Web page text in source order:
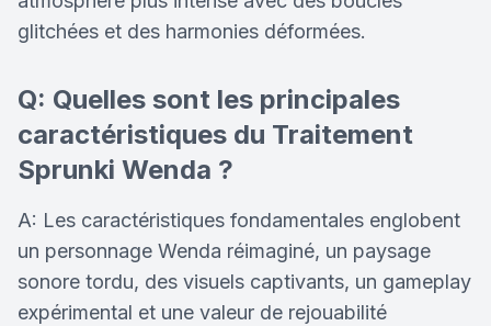
glitchées et des harmonies déformées.
Q: Quelles sont les principales
caractéristiques du Traitement
Sprunki Wenda ?
A: Les caractéristiques fondamentales englobent
un personnage Wenda réimaginé, un paysage
sonore tordu, des visuels captivants, un gameplay
expérimental et une valeur de rejouabilité